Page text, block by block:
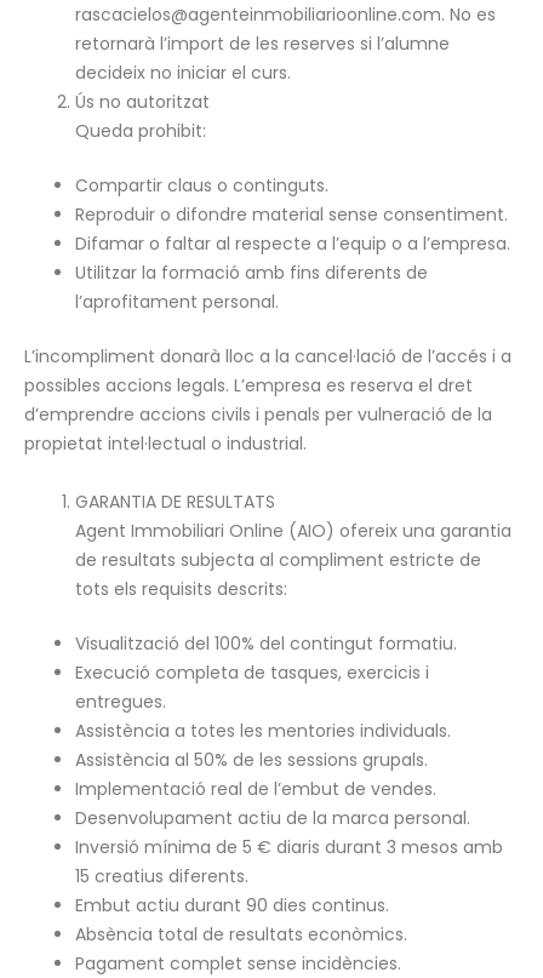
rascacielos@agenteinmobiliarioonline.com. No es
retornarà l’import de les reserves si l’alumne
decideix no iniciar el curs.
Ús no autoritzat
Queda prohibit:
Compartir claus o continguts.
Reproduir o difondre material sense consentiment.
Difamar o faltar al respecte a l’equip o a l’empresa.
Utilitzar la formació amb fins diferents de
l’aprofitament personal.
L’incompliment donarà lloc a la cancel·lació de l’accés i a
possibles accions legals. L’empresa es reserva el dret
d’emprendre accions civils i penals per vulneració de la
propietat intel·lectual o industrial.
GARANTIA DE RESULTATS
Agent Immobiliari Online (AIO) ofereix una garantia
de resultats subjecta al compliment estricte de
tots els requisits descrits:
Visualització del 100% del contingut formatiu.
Execució completa de tasques, exercicis i
entregues.
Assistència a totes les mentories individuals.
Assistència al 50% de les sessions grupals.
Implementació real de l’embut de vendes.
Desenvolupament actiu de la marca personal.
Inversió mínima de 5 € diaris durant 3 mesos amb
15 creatius diferents.
Embut actiu durant 90 dies continus.
Absència total de resultats econòmics.
Pagament complet sense incidències.